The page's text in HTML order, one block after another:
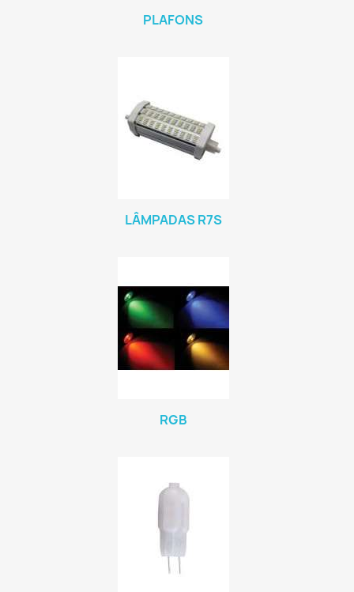
PLAFONS
LÂMPADAS R7S
RGB